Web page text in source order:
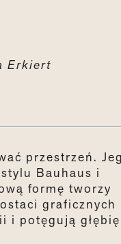
Erkiert
przestrzeń.
Bauhaus i
formę tworzy
graficznych
i potęgują głębię